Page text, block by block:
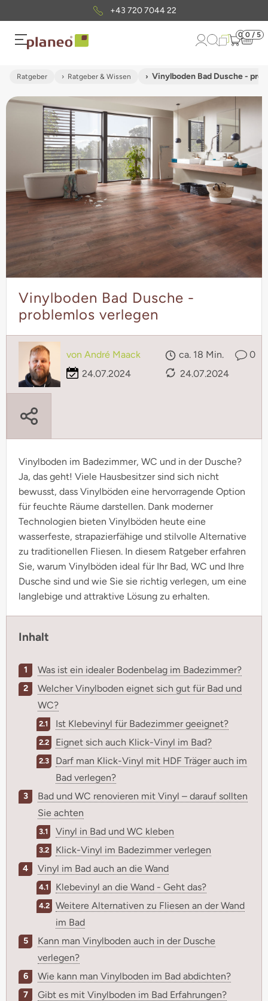
KostenloserMusterversand
0 0 / 5
Ratgeber Ratgeber & Wissen Vinylboden Bad Dusche -
Vinylboden Bad Dusche -
problemlos verlegen
von André Maack
24.07.2024
ca. 18 Min.
0
24.07.2024
Vinylboden im Badezimmer, WC und in der Dusche?
Ja, das geht! Viele Hausbesitzer sind sich nicht
bewusst, dass Vinylböden eine hervorragende Option
für feuchte Räume darstellen. Dank moderner
Technologien bieten Vinylböden heute eine
wasserfeste, strapazierfähige und stilvolle Alternative
zu traditionellen Fliesen. In diesem Ratgeber erfahren
Sie, warum Vinylböden ideal für Ihr Bad, WC und Ihre
Dusche sind und wie Sie sie richtig verlegen, um eine
langlebige und attraktive Lösung zu erhalten.
Inhalt
Was ist ein idealer Bodenbelag im Badezimmer?
Welcher Vinylboden eignet sich gut für Bad und
WC?
Ist Klebevinyl für Badezimmer geeignet?
Eignet sich auch Klick-Vinyl im Bad?
Darf man Klick-Vinyl mit HDF Träger auch im
Bad verlegen?
Bad und WC renovieren mit Vinyl – darauf sollten
Sie achten
Vinyl in Bad und WC kleben
Klick-Vinyl im Badezimmer verlegen
Vinyl im Bad auch an die Wand
Klebevinyl an die Wand - Geht das?
Weitere Alternativen zu Fliesen an der Wand
im Bad
Kann man Vinylboden auch in der Dusche
verlegen?
Wie kann man Vinylboden im Bad abdichten?
Gibt es mit Vinylboden im Bad Erfahrungen?